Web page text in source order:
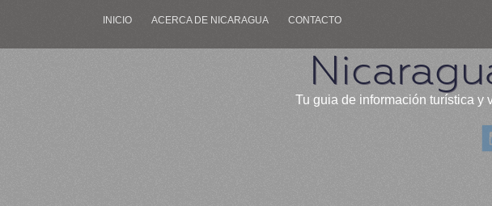
INICIO ACERCA DE NICARAGUA CONTACTO
Tu guia de información turística y